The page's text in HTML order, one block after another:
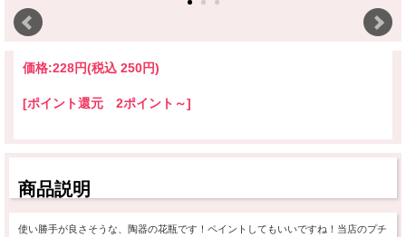
価格:228円(税込 250円)
[ポイント還元 2ポイント～]
商品説明
使い勝手が良さそうな、陶器の花瓶です！ペイントしてもいいですね！当店のプチ